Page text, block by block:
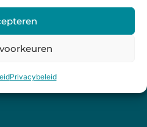
Privacybeleid
maken